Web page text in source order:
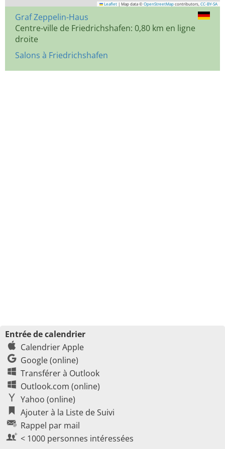
Leaflet | Map data © OpenStreetMap contributors, CC-BY-SA
Graf Zeppelin-Haus
Centre-ville de Friedrichshafen: 0,80 km en ligne
droite
Salons à Friedrichshafen
Entrée de calendrier
Calendrier Apple
Google (online)
Transférer à Outlook
Outlook.com (online)
Yahoo (online)
Ajouter à la Liste de Suivi
Rappel par mail
< 1000 personnes intéressées